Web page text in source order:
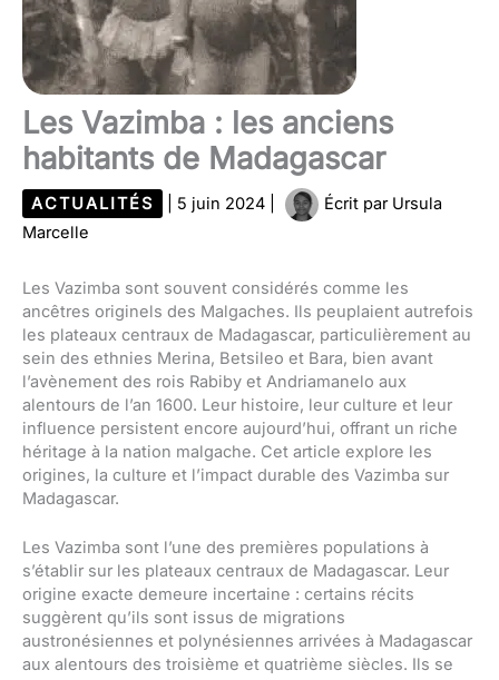
Les Vazimba : les anciens
habitants de Madagascar
ACTUALITÉS 5 juin 2024 Écrit par Ursula
Marcelle
Les Vazimba sont souvent considérés comme les
ancêtres originels des Malgaches. Ils peuplaient autrefois
les plateaux centraux de Madagascar, particulièrement au
sein des ethnies Merina, Betsileo et Bara, bien avant
l’avènement des rois Rabiby et Andriamanelo aux
alentours de l’an 1600. Leur histoire, leur culture et leur
influence persistent encore aujourd’hui, offrant un riche
héritage à la nation malgache. Cet article explore les
origines, la culture et l’impact durable des Vazimba sur
Madagascar.
Les Vazimba sont l’une des premières populations à
s’établir sur les plateaux centraux de Madagascar. Leur
origine exacte demeure incertaine : certains récits
suggèrent qu’ils sont issus de migrations
austronésiennes et polynésiennes arrivées à Madagascar
aux alentours des troisième et quatrième siècles. Ils se